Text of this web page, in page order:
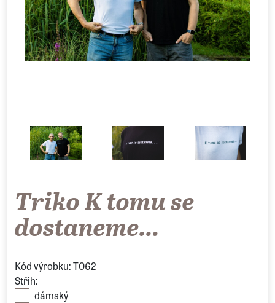
Triko K tomu se
dostaneme...
Kód výrobku: T062
Střih:
dámský